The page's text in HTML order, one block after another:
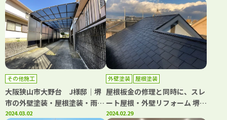
その他施工
大阪狭山市大野台 J様邸│堺
市の外壁塗装・屋根塗装・雨漏
り修理専門店 千成工務店
2024.03.02
外壁塗装 屋根塗装
屋根板金の修理と同時に、スレ
ート屋根・外壁リフォーム 堺市
M様
2024.02.29